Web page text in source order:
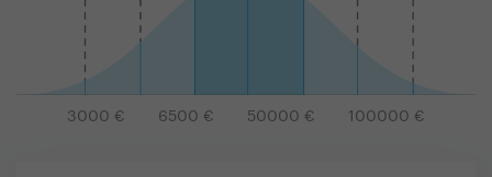
3000 € 6500 € 50000 € 100000 €